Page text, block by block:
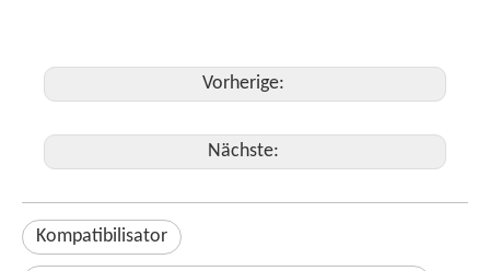
Vorherige:
Nächste:
Kompatibilisator